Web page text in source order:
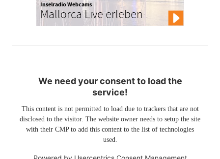
Inselradio Webcams
Mallorca Live erleben
We need your consent to load the
service!
This content is not permitted to load due to trackers that are not
disclosed to the visitor. The website owner needs to setup the site
with their CMP to add this content to the list of technologies
used.